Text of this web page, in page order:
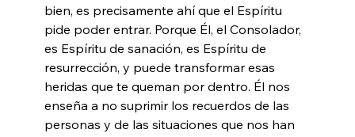
bien, es precisamente ahí que el Espíritu
pide poder entrar. Porque Él, el Consolador,
es Espíritu de sanación, es Espíritu de
resurrección, y puede transformar esas
heridas que te queman por dentro. Él nos
enseña a no suprimir los recuerdos de las
personas y de las situaciones que nos han